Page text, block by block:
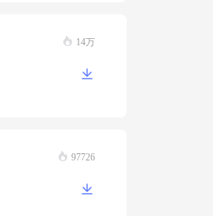
14万
97726